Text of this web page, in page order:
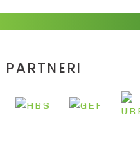
PARTNERI